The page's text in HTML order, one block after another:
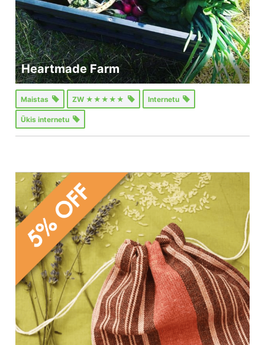
Heartmade Farm
Maistas ZW ★★★★★ Internetu
Ūkis internetu